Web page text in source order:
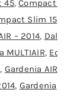
45,Compact 45
Slim 15
– 2014, Dalia
MULTIAIR, Edera
, Gardenia AIR
, Gardenia